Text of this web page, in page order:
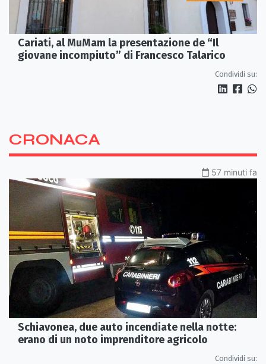
Cariati, al MuMam la presentazione de “Il
giovane incompiuto” di Francesco Talarico
Condividi su:
CRONACA
57 minuti fa
Schiavonea, due auto incendiate nella notte:
erano di un noto imprenditore agricolo
Condividi su: